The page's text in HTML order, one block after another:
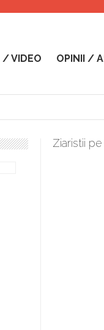
/ VIDEO OPINII /
sculați, boieri mari!
Ziaristii